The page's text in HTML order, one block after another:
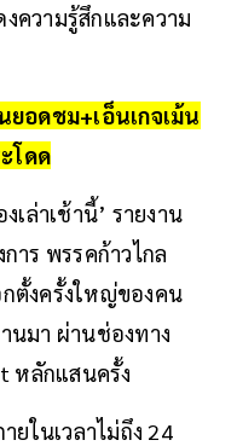
ความรู้สึกและความ
ยอดชม+เอ็นเกจเม้น
โดด
เล่าเช้านี้’ รายงาน
าร พรรคก้าวไกล
ตั้งครั้งใหญ่ของคน
มา ผ่านช่องทาง
หลักแสนครั้ง
ยในเวลาไม่ถึง 24